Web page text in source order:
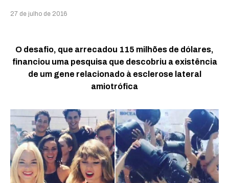
27 de julho de 2016
O desafio, que arrecadou 115 milhões de dólares,
financiou uma pesquisa que descobriu a existência
de um gene relacionado à esclerose lateral
amiotrófica